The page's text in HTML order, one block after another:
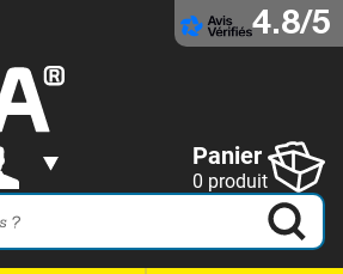
4.8/5
Panier
0 produit